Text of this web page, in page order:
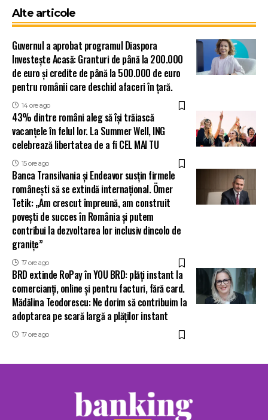
Alte articole
Guvernul a aprobat programul Diaspora
Investește Acasă: Granturi de până la 200.000
de euro și credite de până la 500.000 de euro
pentru românii care deschid afaceri în țară.
14 ore ago
43% dintre români aleg să își trăiască
vacanțele în felul lor. La Summer Well, ING
celebrează libertatea de a fi CEL MAI TU
15 ore ago
Banca Transilvania și Endeavor susțin firmele
românești să se extindă internațional. Ömer
Tetik: „Am crescut împreună, am construit
povești de succes în România și putem
contribui la dezvoltarea lor inclusiv dincolo de
granițe”
17 ore ago
BRD extinde RoPay în YOU BRD: plăți instant la
comercianți, online și pentru facturi, fără card.
Mădălina Teodorescu: Ne dorim să contribuim la
adoptarea pe scară largă a plăților instant
17 ore ago